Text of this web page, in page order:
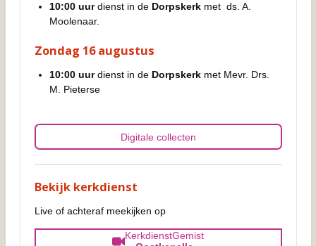
10:00 uurdienst in de Dorpskerkmet ds. A.
Moolenaar.
Zondag 16 augustus
10:00 uurdienst in de Dorpskerkmet Mevr. Drs.
M. Pieterse
Digitale collecten
Bekijk kerkdienst
Live of achteraf meekijken op
KerkdienstGemist